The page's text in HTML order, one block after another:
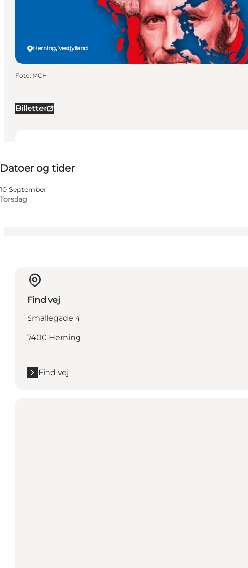
Billetter
Datoer og tider
10 September
Torsdag
Besøg hjemmeside
Min virksomhed, Mig selv, Min partner, Venner, Børn
Herning, Vestjylland
Foto: MCH
Find vej
Smallegade 4
7400 Herning
Find vej